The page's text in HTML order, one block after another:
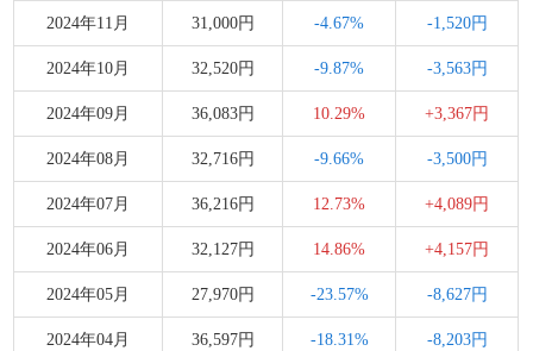
2024年11月 31,000円 -4.67% -1,520円
2024年10月 32,520円 -9.87% -3,563円
2024年09月 36,083円 10.29% +3,367円
2024年08月 32,716円 -9.66% -3,500円
2024年07月 36,216円 12.73% +4,089円
2024年06月 32,127円 14.86% +4,157円
2024年05月 27,970円 -23.57% -8,627円
2024年04月 36,597円 -18.31% -8,203円